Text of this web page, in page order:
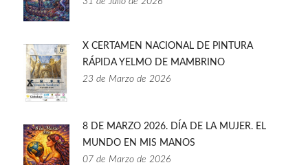
X CERTAMEN NACIONAL DE PINTURA
RÁPIDA YELMO DE MAMBRINO
23 de Marzo de 2026
8 DE MARZO 2026. DÍA DE LA MUJER. EL
MUNDO EN MIS MANOS
07 de Marzo de 2026